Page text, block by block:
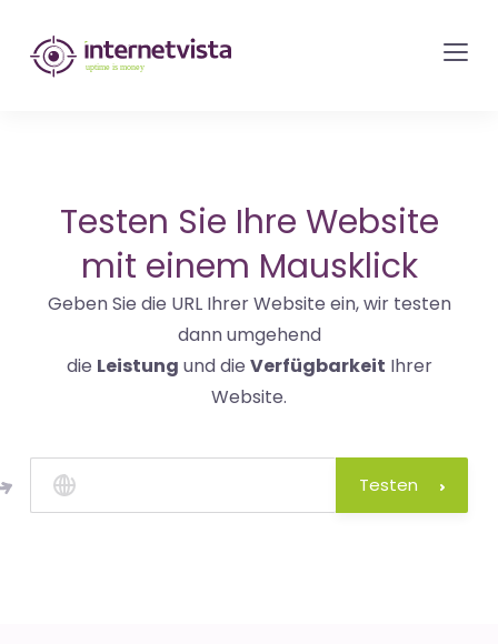
internetvista
Monitoring
Websites
und
Internet-
Diensten
Uptime
Testen Sie Ihre Website
mit einem Mausklick
Geben Sie die URL Ihrer Website ein, wir testen
dann umgehend
die Leistung und die Verfügbarkeit Ihrer
Website.
Testen